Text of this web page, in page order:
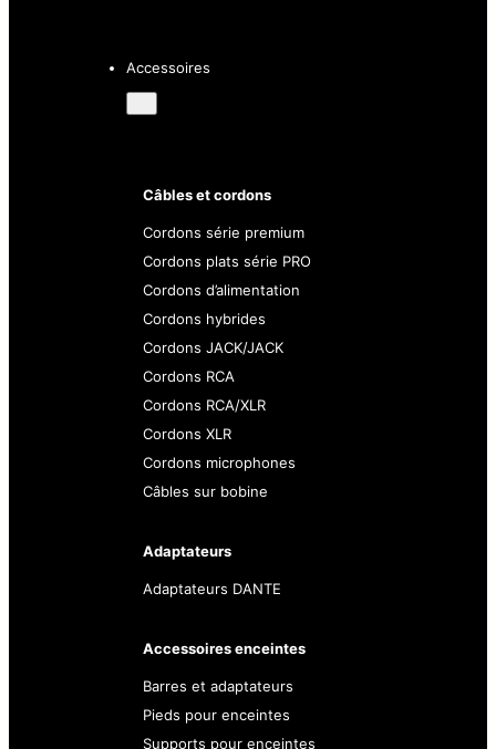
Accessoires
Câbles et cordons
Cordons série premium
Cordons plats série PRO
Cordons d’alimentation
Cordons hybrides
Cordons JACK/JACK
Cordons RCA
Cordons RCA/XLR
Cordons XLR
Cordons microphones
Câbles sur bobine
Adaptateurs
Adaptateurs DANTE
Accessoires enceintes
Barres et adaptateurs
Pieds pour enceintes
Supports pour enceintes